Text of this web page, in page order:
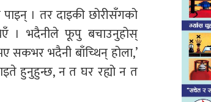
। तर दाइकी छोरीसँगको
। भदैनीले फूपु बचाउनुहोस्
सकभर भदैनी बाँच्थिन् होला,’
हुनुहुन्छ, न त घर रह्यो न त